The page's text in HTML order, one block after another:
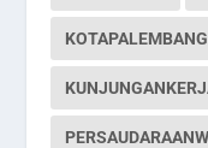
KOTAPALEMBANG